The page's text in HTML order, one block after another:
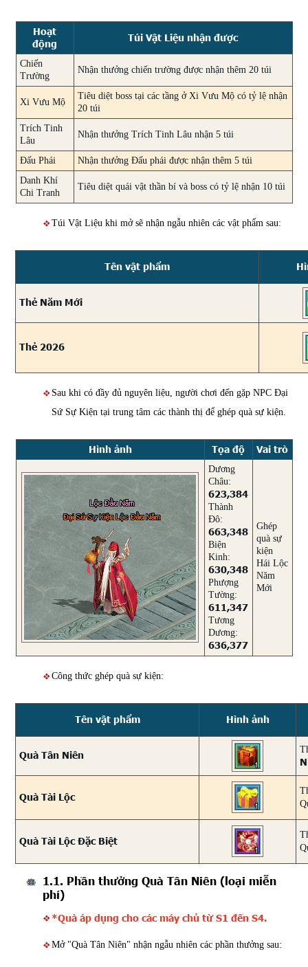
Hoạt
động
Túi Vật Liệu nhận được
Chiến
Trường
Nhận thưởng chiến trường được nhận thêm 20 túi
Xi Vưu Mộ
Tiêu diệt boss tại các tầng ở Xi Vưu Mộ có tỷ lệ nhận
20 túi
Trích Tinh
Lâu
Nhận thưởng Trích Tinh Lâu nhận 5 túi
Đấu Phái
Nhận thưởng Đấu phái được nhận thêm 5 túi
Danh Khí
Chi Tranh
Tiêu diệt quái vật thần bí và boss có tỷ lệ nhận 10 túi
Túi Vật Liệu khi mở sẽ nhận ngẫu nhiên các vật phẩm sau:
Tên vật phẩm
Thẻ Năm Mới
Thẻ 2026
Sau khi có đầy đủ nguyên liệu, người chơi đến gặp NPC Đại
Sứ Sự Kiện tại trung tâm các thành thị để ghép quà sự kiện.
Hình ảnh Tọa độ Vai trò
Dương
Châu:
623,384
Thành
Đô:
663,348
Biện
Kinh:
630,348
Phượng
Tường:
611,347
Tương
Dương:
636,377
Ghép
quà sự
kiện
Hái Lộc
Năm
Mới
Công thức ghép quà sự kiện:
Tên vật phẩm Hình ảnh
Quà Tân Niên
Quà Tài Lộc
Quà Tài Lộc Đặc Biệt
1.1. Phần thưởng Quà Tân Niên (loại miễn
phí)
*Quà áp dụng cho các máy chủ từ S1 đến S4.
Mở "Quà Tân Niên" nhận ngẫu nhiên các phần thưởng sau: